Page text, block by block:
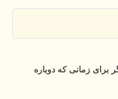
برای زمانی که دوباره